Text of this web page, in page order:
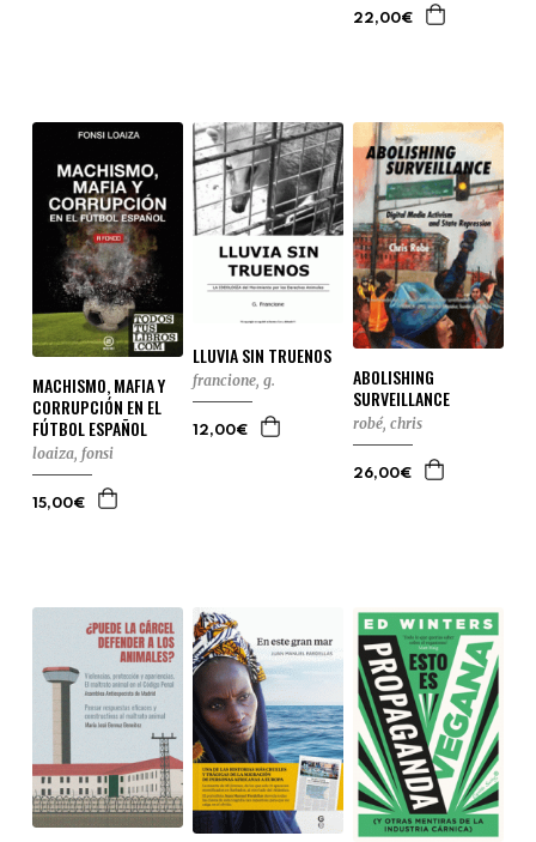
22,00€
MACHISMO, MAFIA Y
CORRUPCIÓN EN EL
FÚTBOL ESPAÑOL
loaiza, fonsi
15,00€
LLUVIA SIN TRUENOS
francione, g.
12,00€
ABOLISHING
SURVEILLANCE
robé, chris
26,00€